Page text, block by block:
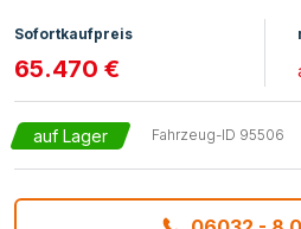
Sofortkaufpreis
65.470 €
auf Lager Fahrzeug-ID 95506